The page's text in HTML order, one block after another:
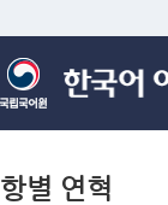
항별 연혁